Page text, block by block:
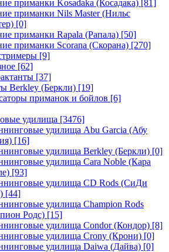
приманки Kosadaka (Косадака) [81]
приманки Nils Master (Нильс
[0]
приманки Rapala (Рапала) [50]
приманки Scorana (Скорана) [270]
[9]
[62]
[37]
Berkley (Беркли) [19]
приманок и бойлов [6]
удилища [3476]
удилища Abu Garcia (Абу
[16]
удилища Berkley (Беркли) [0]
удилища Cara Noble (Кара
[93]
удилища CD Rods (СиДи
[44]
удилища Champion Rods
Родс) [15]
удилища Condor (Кондор) [8]
удилища Crony (Крони) [0]
удилища Daiwa (Дайва) [0]